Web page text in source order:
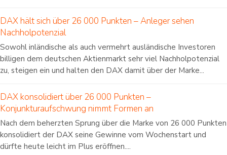
DAX hält sich über 26 000 Punkten – Anleger sehen
Nachholpotenzial
Sowohl inländische als auch vermehrt ausländische Investoren
billigen dem deutschen Aktienmarkt sehr viel Nachholpotenzial
zu, steigen ein und halten den DAX damit über der Marke...
DAX konsolidiert über 26 000 Punkten –
Konjunkturaufschwung nimmt Formen an
Nach dem beherzten Sprung über die Marke von 26 000 Punkten
konsolidiert der DAX seine Gewinne vom Wochenstart und
dürfte heute leicht im Plus eröffnen....